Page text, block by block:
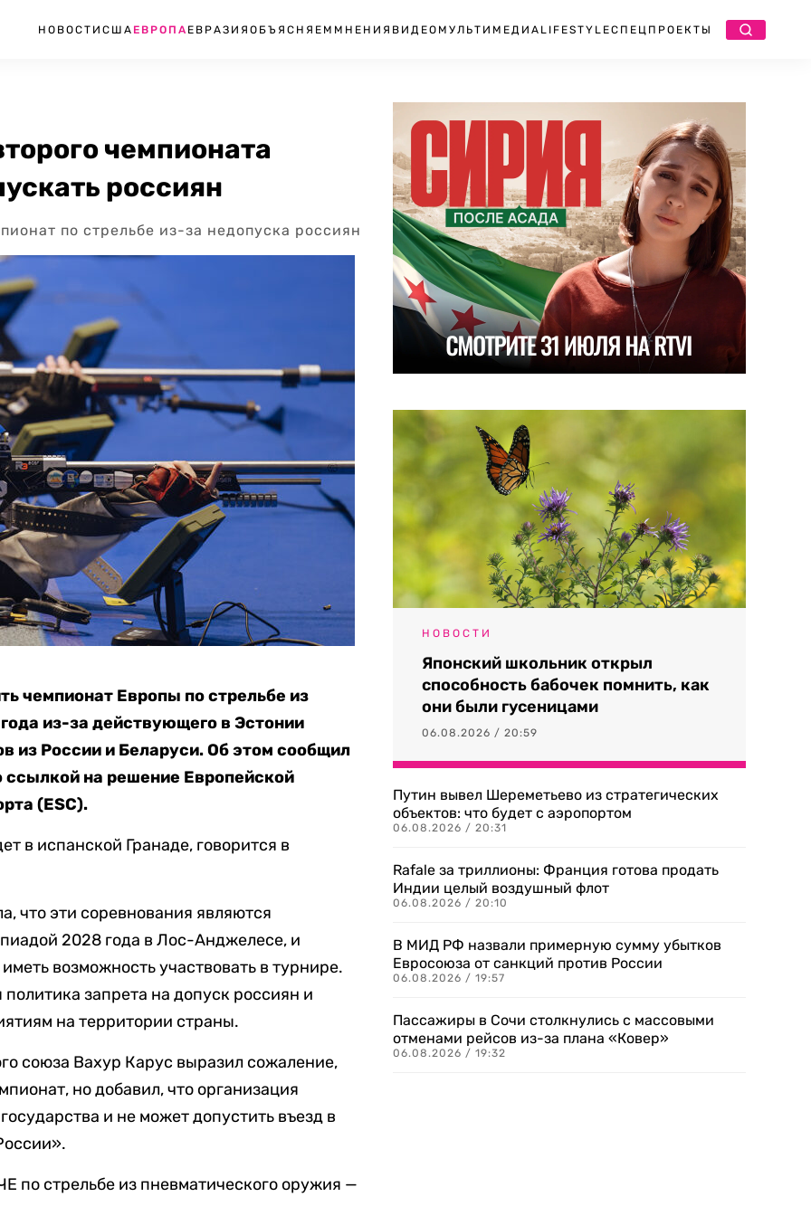
НОВОСТИ США ЕВРОПА ЕВРАЗИЯ ОБЪЯСНЯЕМ МНЕНИЯ ВИДЕО МУЛЬТИМЕДИА LIFESTYLEСПЕЦПРОЕКТЫ
чемпионата
россиян
по стрельбе из-за недопуска россиян
чемпионат Европы по стрельбе из
из-за действующего в Эстонии
из России и Беларуси. Об этом сообщил
на решение Европейской
(ESC).
в испанской Гранаде, говорится в
что эти соревнования являются
2028 года в Лос-Анджелесе, и
возможность участвовать в турнире.
запрета на допуск россиян и
на территории страны.
союза Вахур Карус выразил сожаление,
но добавил, что организация
и не может допустить въезд в
по стрельбе из пневматического оружия —
НОВОСТИ
Японский школьник открыл
способность бабочек помнить, как
они были гусеницами
06.08.2026 / 20:59
Путин вывел Шереметьево из стратегических
объектов: что будет с аэропортом
06.08.2026 / 20:31
Rafale за триллионы: Франция готова продать
Индии целый воздушный флот
06.08.2026 / 20:10
В МИД РФ назвали примерную сумму убытков
Евросоюза от санкций против России
06.08.2026 / 19:57
Пассажиры в Сочи столкнулись с массовыми
отменами рейсов из-за плана «Ковер»
06.08.2026 / 19:32